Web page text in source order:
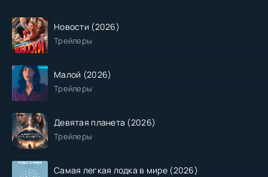
Новости (2026)
Трейлеры
Малой (2026)
Трейлеры
Девятая планета (2026)
Трейлеры
Самая легкая лодка в мире (2026)